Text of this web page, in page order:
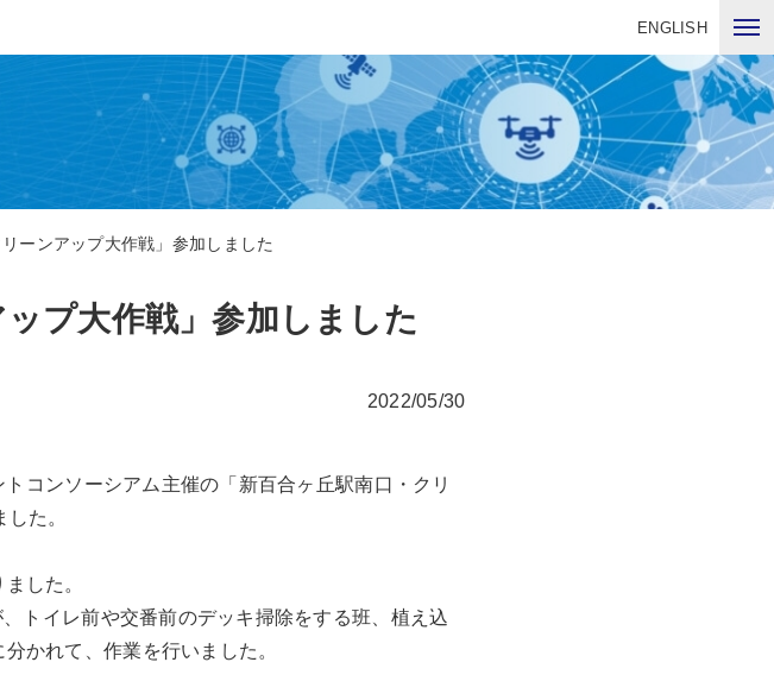
ENGLISH
リーンアップ大作戦」参加しました
プ大作戦」参加しました
2022/05/30
コンソーシアム主催の「新百合ヶ丘駅南口・クリ
た。
した。
トイレ前や交番前のデッキ掃除をする班、植え込
かれて、作業を行いました。